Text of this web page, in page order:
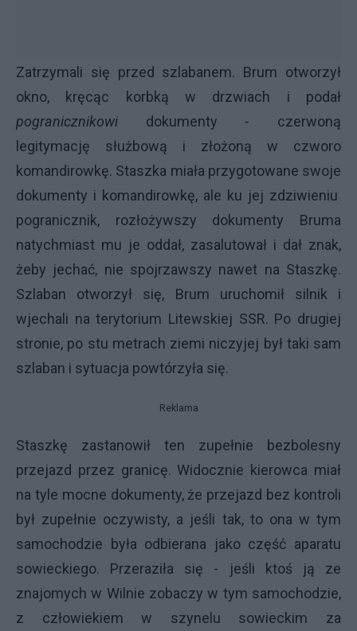
Zatrzymali się przed szlabanem. Brum otworzył
okno, kręcąc korbką w drzwiach i podał
pogranicznikowi dokumenty - czerwoną
legitymację służbową i złożoną w czworo
komandirowkę. Staszka miała przygotowane swoje
dokumenty i komandirowkę, ale ku jej zdziwieniu
pogranicznik, rozłożywszy dokumenty Bruma
natychmiast mu je oddał, zasalutował i dał znak,
żeby jechać, nie spojrzawszy nawet na Staszkę.
Szlaban otworzył się, Brum uruchomił silnik i
wjechali na terytorium Litewskiej SSR. Po drugiej
stronie, po stu metrach ziemi niczyjej był taki sam
szlaban i sytuacja powtórzyła się.
Reklama
Staszkę zastanowił ten zupełnie bezbolesny
przejazd przez granicę. Widocznie kierowca miał
na tyle mocne dokumenty, że przejazd bez kontroli
był zupełnie oczywisty, a jeśli tak, to ona w tym
samochodzie była odbierana jako część aparatu
sowieckiego. Przeraziła się - jeśli ktoś ją ze
znajomych w Wilnie zobaczy w tym samochodzie,
z człowiekiem w szynelu sowieckim za